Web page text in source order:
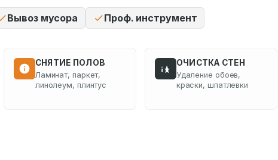
Вывоз мусора Проф. инструмент
СНЯТИЕ ПОЛОВ
Ламинат, паркет,
линолеум, плинтус
ОЧИСТКА СТЕН
Удаление обоев,
краски, шпатлевки